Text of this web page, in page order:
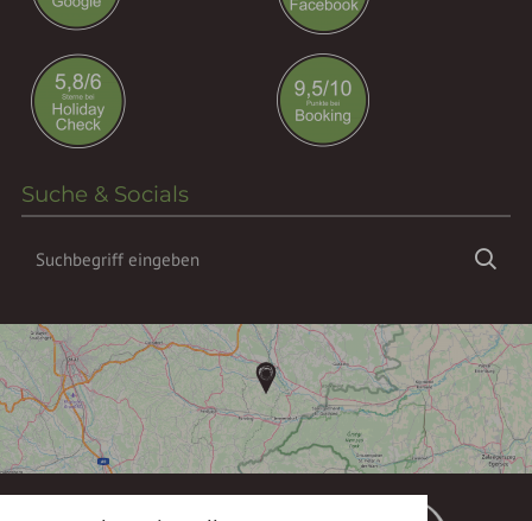
Suche & Socials
Suchbegriff